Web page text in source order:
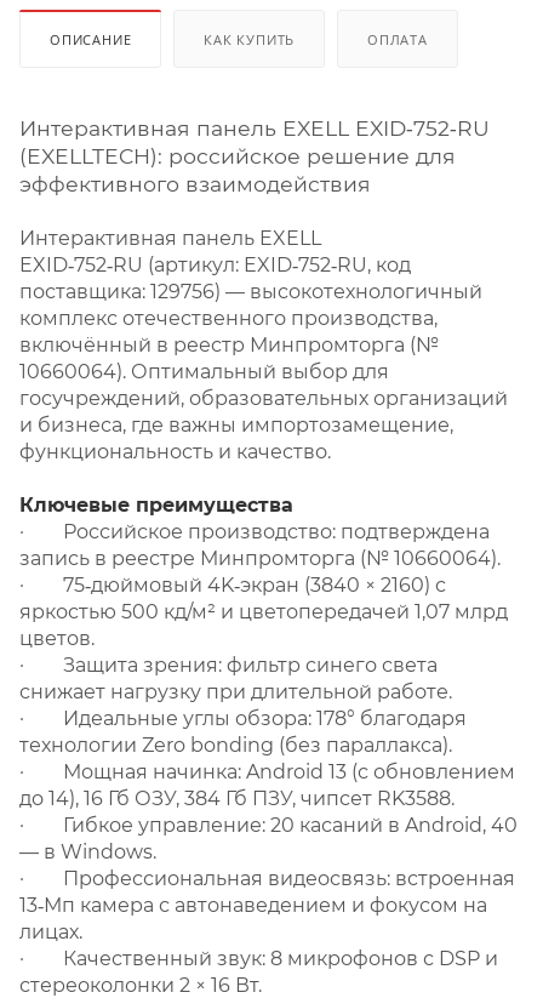
ОПИСАНИЕ КАК КУПИТЬ ОПЛАТА
Интерактивная панель EXELL EXID‑752‑RU
(EXELLTECH): российское решение для
эффективного взаимодействия
Интерактивная панель EXELL
EXID‑752‑RU (артикул: EXID‑752‑RU, код
поставщика: 129756) — высокотехнологичный
комплекс отечественного производства,
включённый в реестр Минпромторга (№
10660064). Оптимальный выбор для
госучреждений, образовательных организаций
и бизнеса, где важны импортозамещение,
функциональность и качество.
Ключевые преимущества
· Российское производство: подтверждена
запись в реестре Минпромторга (№ 10660064).
· 75‑дюймовый 4K‑экран (3840 × 2160) с
яркостью 500 кд/м² и цветопередачей 1,07 млрд
цветов.
· Защита зрения: фильтр синего света
снижает нагрузку при длительной работе.
· Идеальные углы обзора: 178° благодаря
технологии Zero bonding (без параллакса).
· Мощная начинка: Android 13 (с обновлением
до 14), 16 Гб ОЗУ, 384 Гб ПЗУ, чипсет RK3588.
· Гибкое управление: 20 касаний в Android, 40
— в Windows.
· Профессиональная видеосвязь: встроенная
13‑Мп камера с автонаведением и фокусом на
лицах.
· Качественный звук: 8 микрофонов с DSP и
стереоколонки 2 × 16 Вт.